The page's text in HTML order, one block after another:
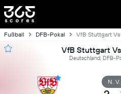
Fußball DFB-Pokal VfB Stuttgart
VfB Stuttgart
Deutschland, DFB-
N. V.